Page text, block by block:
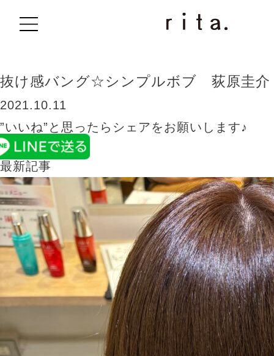
BLOG
抜け感バング☆シンプルボブ 荻原圭介
2021.10.11
”いいね”と思ったらシェアをお願いします♪
最新記事